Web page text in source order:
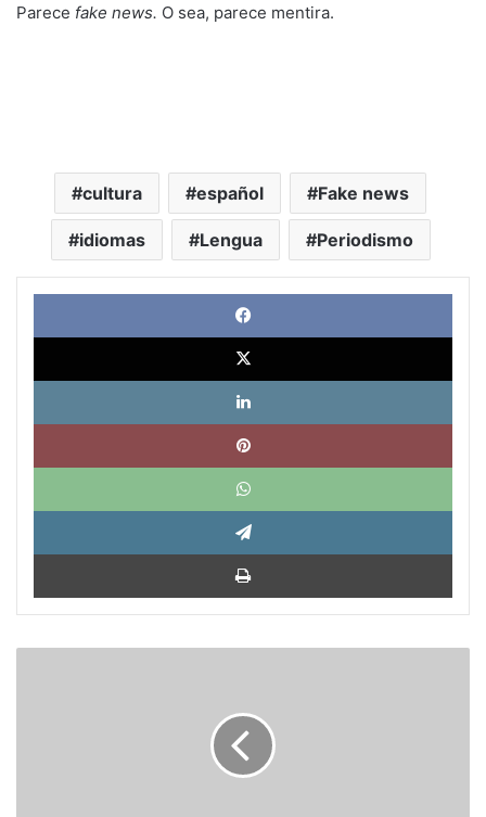
Parece fake news. O sea, parece mentira.
cultura español Fake news
idiomas Lengua Periodismo
X